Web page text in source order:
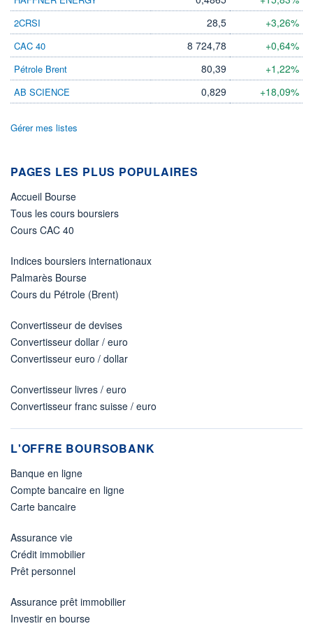
LIMITE À LA
BAISSE
LIMITE À LA
HAUSSE
RENDEMENT
ESTIMÉ 2026
PER ESTIMÉ
DERNIER
ÉCHANGE
05.08.26 / 17:23:53
ÉLIGIBILITÉ
2CRSI 28,5 +3,26%
CAC 40 8 724,78 +0,64%
Pétrole Brent 80,39 +1,22%
AB SCIENCE 0,829 +18,09%
Gérer mes listes
PAGES LES PLUS POPULAIRES
Accueil Bourse
Tous les cours boursiers
Cours CAC 40
Indices boursiers internationaux
Palmarès Bourse
Cours du Pétrole (Brent)
Convertisseur de devises
Convertisseur dollar / euro
Convertisseur euro / dollar
Convertisseur livres / euro
Convertisseur franc suisse / euro
L'OFFRE BOURSOBANK
Banque en ligne
Compte bancaire en ligne
Carte bancaire
Assurance vie
Crédit immobilier
Prêt personnel
Assurance prêt immobilier
Investir en bourse